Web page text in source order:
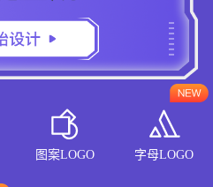
图案LOGO 字母LOGO